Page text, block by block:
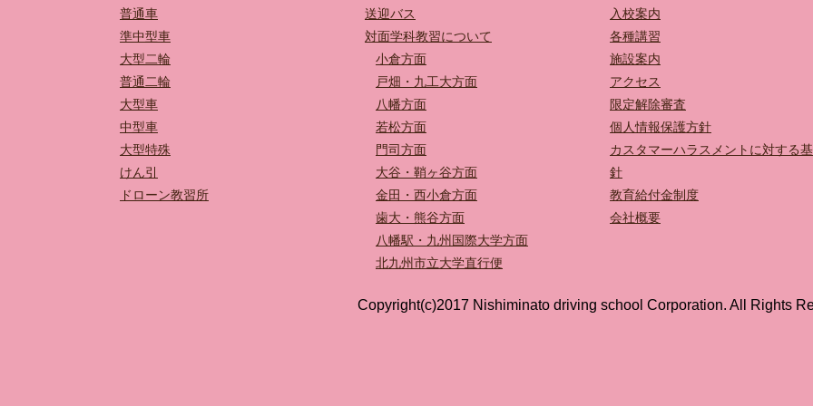
普通車
準中型車
大型二輪
普通二輪
大型車
中型車
大型特殊
けん引
ドローン教習所
送迎バス
対面学科教習について
小倉方面
戸畑・九工大方面
八幡方面
若松方面
門司方面
大谷・鞘ヶ谷方面
金田・西小倉方面
歯大・熊谷方面
八幡駅・九州国際大学方面
北九州市立大学直行便
入校案内
各種講習
施設案内
アクセス
限定解除審査
個人情報保護方針
カスタマーハラスメントに対する
針
教育給付金制度
会社概要
Copyright(c)2017 Nishiminato driving school Corporation. All Rights